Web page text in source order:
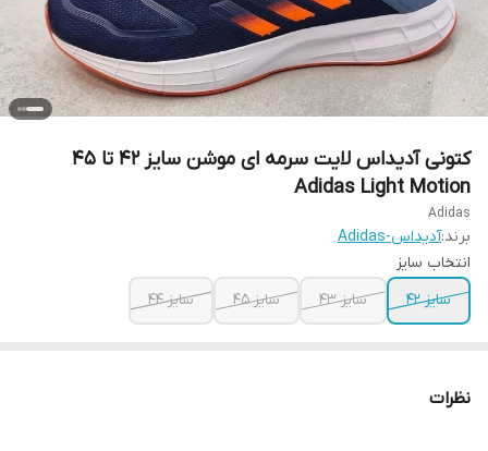
کتونی آدیداس لایت سرمه ای موشن سایز ۴۲ تا ۴۵
Adidas Light Motion
Adidas
برند:آدیداس-Adidas
انتخاب سایز
سایز ۴۲
سایز ۴۳ سایز ۴۵ سایز ۴۴
نظرات